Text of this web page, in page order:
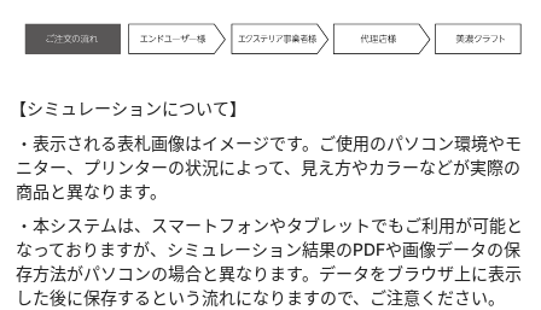
【シミュレーションについて】
・表示される表札画像はイメージです。ご使用のパソコン環境やモ
ニター、プリンターの状況によって、見え方やカラーなどが実際の
商品と異なります。
・本システムは、スマートフォンやタブレットでもご利用が可能と
なっておりますが、シミュレーション結果のPDFや画像データの保
存方法がパソコンの場合と異なります。データをブラウザ上に表示
した後に保存するという流れになりますので、ご注意ください。